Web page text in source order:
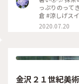
っぷりのって
倉 #涼しげス
2020.07.20
金沢２１世紀美